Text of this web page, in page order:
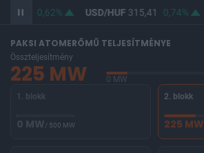
0,62% USD/HUF315,41 0,74%
PAKSI ATOMERŐMŰ TELJESÍTMÉNYE
Összteljesítmény
225 MW 0 MW
1. blokk
0 MW/ 500 MW
2. blokk
225 MW